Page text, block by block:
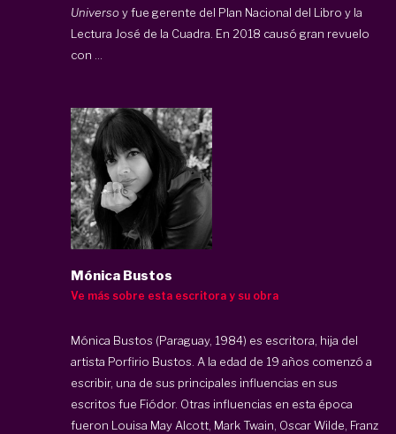
Universoy fue gerente del Plan Nacional del Libro y la
Lectura José de la Cuadra. En 2018 causó gran revuelo
con ...
Mónica Bustos
Ve más sobre esta escritora y su obra
Mónica Bustos (Paraguay, 1984) es escritora, hija del
artista Porfirio Bustos. A la edad de 19 años comenzó a
escribir, una de sus principales influencias en sus
escritos fue Fiódor. Otras influencias en esta época
fueron Louisa May Alcott, Mark Twain, Oscar Wilde, Franz